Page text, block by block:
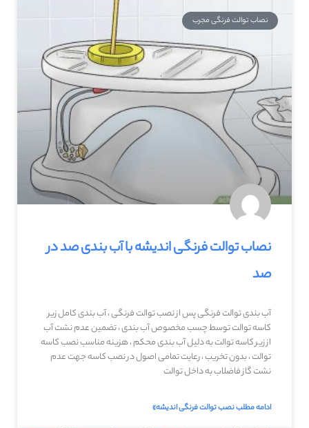
نصاب توالت فرنگی مجرب
نصاب توالت فرنگی اندیشه با آب بندی صد در
صد
آب بندی توالت فرنگی پس از نصب توالت فرنگی ، آب بندی کامل زیر
کاسه توالت توسط چسب مخصوص آب بندی ، تضمین عدم نشت آب
از زیر کاسه توالت به دلیل آب بندی محکم ، هزینه مناسب نصب کاسه
توالت ، بدون تخریب ، رعایت تمامی اصول در نصب کاسه جهت عدم
نشت گاز فاضلاب به داخل توالت
ادامه مطلب نصب توالت فرنگی اندیشه»